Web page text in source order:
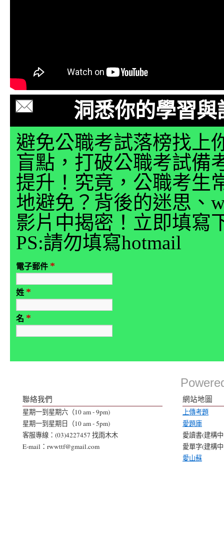
洞悉你的學習
避免公職考試落榜找上
盲點，打破公職考試備
提升！究竟，公職考生
地避免？背後的迷思、
影片中揭密！立即填寫
PS:請勿填寫hotmail
電子郵件 *
姓 *
名 *
聯絡我們
星期一到星期六（10 am - 9pm)
星期一到星期日（10 am - 5pm)
客服專線：(03)4227457 找雨木木
E-mail：rwwttf@gmail.com
網站地圖
上傳考題
愛題庫
愛讀書(建構
愛單字(建構
愛山蘇